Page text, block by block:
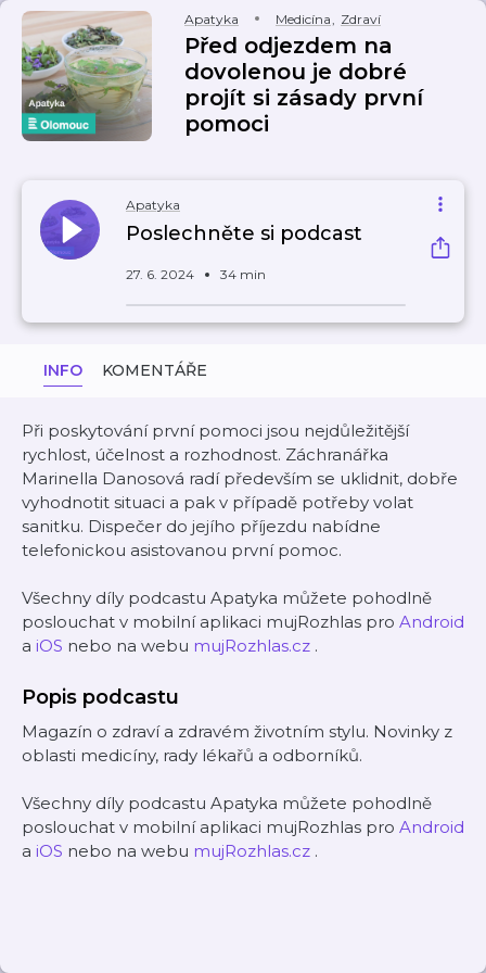
Apatyka Medicína, Zdraví
Před odjezdem na
dovolenou je dobré
projít si zásady první
pomoci
Apatyka
Poslechněte si podcast
27. 6. 2024 34 min
INFO KOMENTÁŘE
Při poskytování první pomoci jsou nejdůležitější
rychlost, účelnost a rozhodnost. Záchranářka
Marinella Danosová radí především se uklidnit, dobře
vyhodnotit situaci a pak v případě potřeby volat
sanitku. Dispečer do jejího příjezdu nabídne
telefonickou asistovanou první pomoc.
Všechny díly podcastu Apatyka můžete pohodlně
poslouchat v mobilní aplikaci mujRozhlas pro Android
a iOS nebo na webu mujRozhlas.cz .
Popis podcastu
Magazín o zdraví a zdravém životním stylu. Novinky z
oblasti medicíny, rady lékařů a odborníků.
Všechny díly podcastu Apatyka můžete pohodlně
poslouchat v mobilní aplikaci mujRozhlas pro Android
a iOS nebo na webu mujRozhlas.cz .